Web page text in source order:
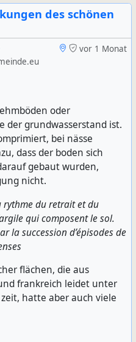
des schönen
vor 1 Monat
oder
der grundwasserstand ist.
bei nässe
dass der boden sich
gebaut wurden,
nicht.
rythme du retrait et du
qui composent le sol.
la succession d’épisodes de
flächen, die aus
frankreich leidet unter
hatte aber auch viele